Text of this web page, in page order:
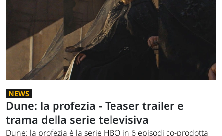
NEWS
Dune: la profezia - Teaser trailer e
trama della serie televisiva
Dune: la profezia è la serie HBO in 6 episodi co-prodotta